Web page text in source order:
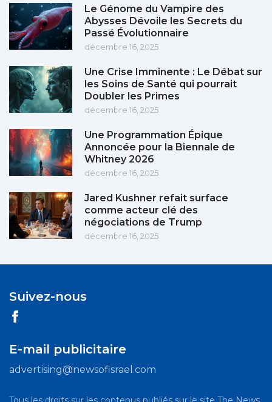
Le Génome du Vampire des
Abysses Dévoile les Secrets du
Passé Évolutionnaire
décembre 16, 2025
Une Crise Imminente : Le Débat sur
les Soins de Santé qui pourrait
Doubler les Primes
décembre 16, 2025
Une Programmation Épique
Annoncée pour la Biennale de
Whitney 2026
décembre 16, 2025
Jared Kushner refait surface
comme acteur clé des
négociations de Trump
décembre 16, 2025
Suivez-nous
E-mail publicitaire
advertising@newsofisrael.com